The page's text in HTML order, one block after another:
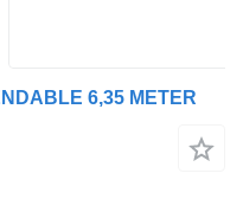
6,35 METER